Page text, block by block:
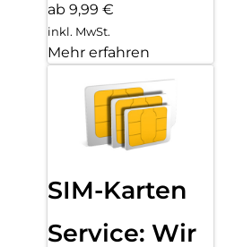
ab 9,99 €
inkl. MwSt.
Mehr erfahren
SIM-Karten
Service: Wir